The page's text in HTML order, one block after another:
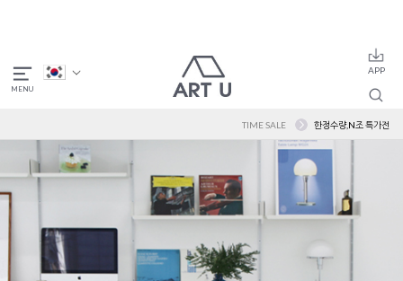
TIME SALE 한정수량,N조 특가전